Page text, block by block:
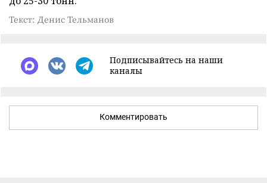
Текст: Денис Тельманов
Подписывайтесь на наши
каналы
Комментировать